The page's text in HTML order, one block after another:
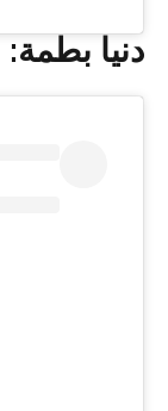
دنيا بطمة: